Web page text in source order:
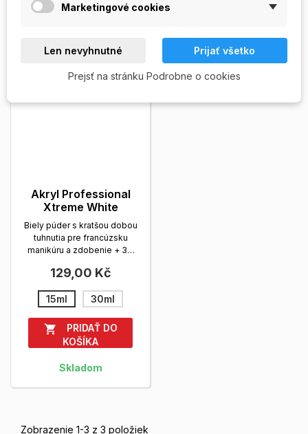
Akryl Professional
Xtreme White
Biely púder s kratšou dobou
tuhnutia pre francúz­sku
manikúru a zdobenie + 3D
viac
129,00 Kč
15ml 30ml

PRIDAŤ DO
KOŠÍKA
Skladom
Zobrazenie 1-3 z 3 položiek
Marketingové cookies
Len nevyhnutné Prijať všetko
Prejsť na stránku Podrobne o cookies